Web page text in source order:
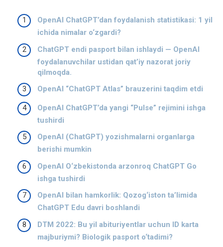
OpenAI ChatGPT’dan foydalanish statistikasi: 1 yil
ichida nimalar o‘zgardi?
ChatGPT endi pasport bilan ishlaydi — OpenAI
foydalanuvchilar ustidan qat’iy nazorat joriy
qilmoqda.
OpenAI “ChatGPT Atlas” brauzerini taqdim etdi
OpenAI ChatGPT’da yangi “Pulse” rejimini ishga
tushirdi
OpenAI (ChatGPT) yozishmalarni organlarga
berishi mumkin
OpenAI O‘zbekistonda arzonroq ChatGPT Go
ishga tushirdi
OpenAI bilan hamkorlik: Qozog‘iston ta’limida
ChatGPT Edu davri boshlandi
DTM 2022: Bu yil abituriyentlar uchun ID karta
majburiymi? Biologik pasport o‘tadimi?